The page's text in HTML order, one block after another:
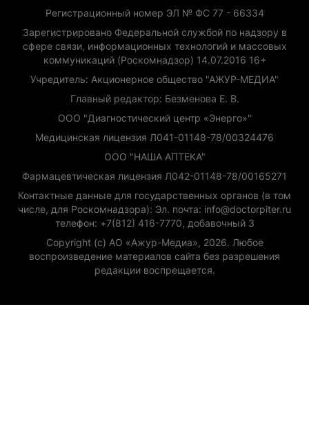
Регистрационный номер ЭЛ № ФС 77 - 66334
Зарегистрировано Федеральной службой по надзору в
сфере связи, информационных технологий и массовых
коммуникаций (Роскомнадзор) 14.07.2016 16+
Учредитель: Акционерное общество "АЖУР-МЕДИА"
Главный редактор: Безменова Е. В.
ООО "Диагностический центр «Энерго»"
Медицинская лицензия Л041-01148-78/00324476
ООО "НАША АПТЕКА"
Фармацевтическая лицензия Л042-01148-78/00165271
Контактные данные для государственных органов (в том
числе, для Роскомнадзора): Эл. почта: info@doctorpiter.ru
телефон: +7(812) 416-7770, добавочный 3
Copyright (с) АО «Ажур-Медиа», 2026. Любое
воспроизведение материалов сайта без разрешения
редакции воспрещается.